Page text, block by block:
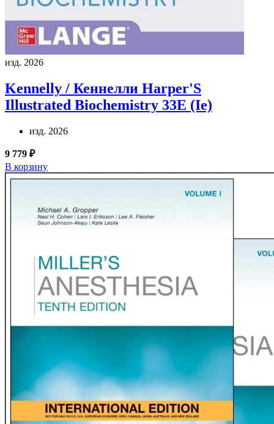
изд. 2026
Kennelly / Кеннелли Harper'S
Illustrated Biochemistry 33E (Ie)
изд. 2026
9 779 ₽
В корзину